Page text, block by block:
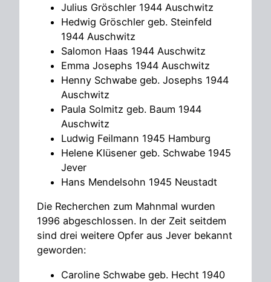
Julius Gröschler 1944 Auschwitz
Hedwig Gröschler geb. Steinfeld
1944 Auschwitz
Salomon Haas 1944 Auschwitz
Emma Josephs 1944 Auschwitz
Henny Schwabe geb. Josephs 1944
Auschwitz
Paula Solmitz geb. Baum 1944
Auschwitz
Ludwig Feilmann 1945 Hamburg
Helene Klüsener geb. Schwabe 1945
Jever
Hans Mendelsohn 1945 Neustadt
Die Recherchen zum Mahnmal wurden
1996 abgeschlossen. In der Zeit seitdem
sind drei weitere Opfer aus Jever bekannt
geworden:
Caroline Schwabe geb. Hecht 1940